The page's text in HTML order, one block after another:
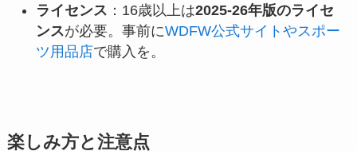
ライセンス ：16歳以上は2025-26年版のライセ
ンスが必要。事前にWDFW公式サイトやスポー
ツ用品店で購入を。
楽しみ方と注意点